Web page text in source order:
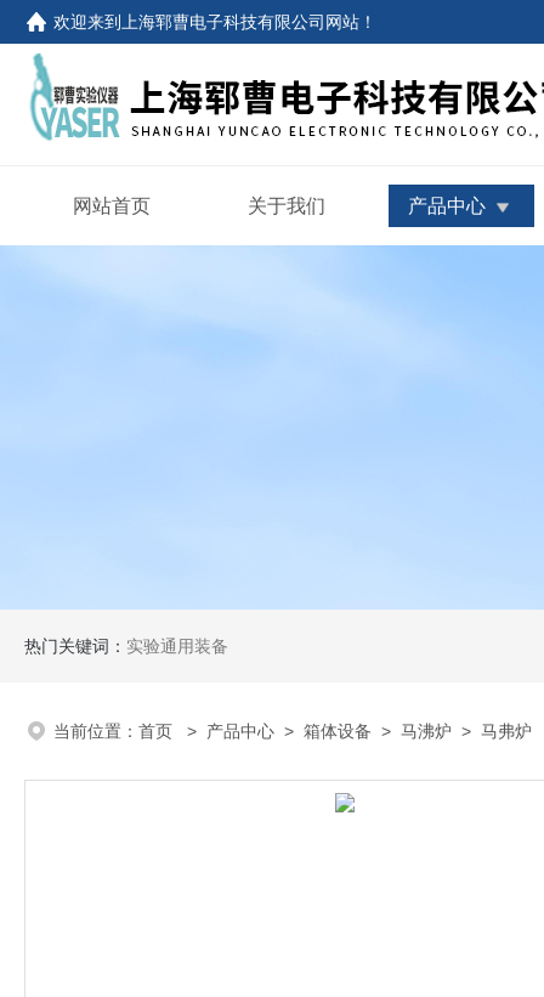
欢迎来到 上海郓曹电子科技有限公司网站 ！
网站首页 关于我们 产品中心
热门关键词： 实验通用装备
当前位置： 首页 > 产品中心 > 箱体设备 > 马沸炉 > 马弗炉